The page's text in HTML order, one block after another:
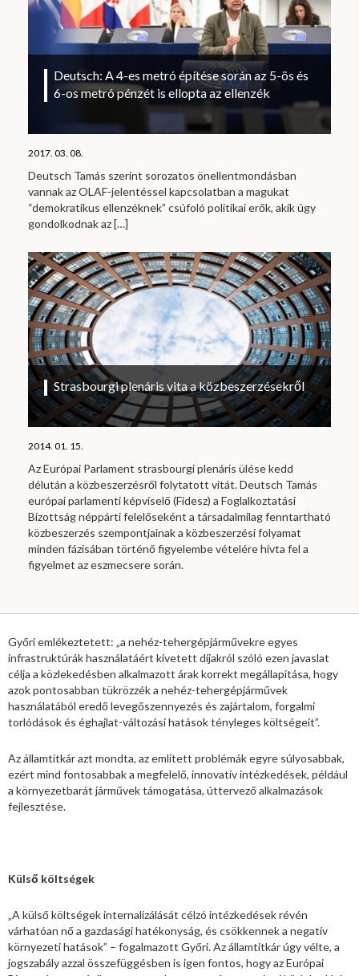
Deutsch: A 4-es metró építése során az 5-ös és
6-os metró pénzét is ellopta az ellenzék
2017. 03. 08.
Deutsch Tamás szerint sorozatos önellentmondásban
vannak az OLAF-jelentéssel kapcsolatban a magukat
“demokratikus ellenzéknek” csúfoló politikai erők, akik úgy
gondolkodnak az[…]
Strasbourgi plenáris vita a közbeszerzésekről
2014. 01. 15.
Az Európai Parlament strasbourgi plenáris ülése kedd
délután a közbeszerzésről folytatott vitát. Deutsch Tamás
európai parlamenti képviselő (Fidesz) a Foglalkoztatási
Bizottság néppárti felelőseként a társadalmilag fenntartható
közbeszerzés szempontjainak a közbeszerzési folyamat
minden fázisában történő figyelembe vételére hívta fel a
figyelmet az eszmecsere során.
Győri emlékeztetett: „a nehéz-tehergépjárművekre egyes
infrastruktúrák használatáért kivetett díjakról szóló ezen javaslat
célja a közlekedésben alkalmazott árak korrekt megállapítása, hogy
azok pontosabban tükrözzék a nehéz-tehergépjárművek
használatából eredő levegőszennyezés és zajártalom, forgalmi
torlódások és éghajlat-változási hatások tényleges költségeit”.
Az államtitkár azt mondta, az említett problémák egyre súlyosabbak,
ezért mind fontosabbak a megfelelő, innovatív intézkedések, például
a környezetbarát járművek támogatása, úttervező alkalmazások
fejlesztése.
Külső költségek
„A külső költségek internalizálását célzó intézkedések révén
várhatóan nő a gazdasági hatékonyság, és csökkennek a negatív
környezeti hatások” – fogalmazott Győri. Az államtitkár úgy vélte, a
jogszabály azzal összefüggésben is igen fontos, hogy az Európai